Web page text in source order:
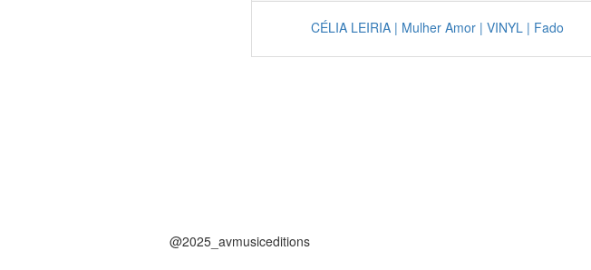
@2025_avmusiceditions
CÉLIA LEIRIA | Mulher Amor | VINYL | Fado